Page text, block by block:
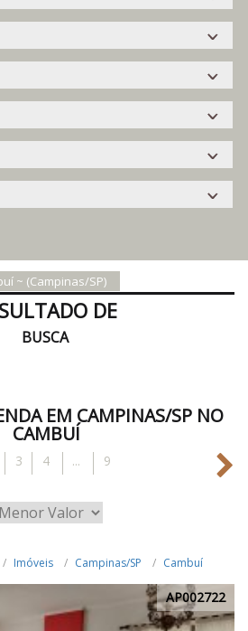
~ (Campinas/SP)
DE
BUSCA
EM CAMPINAS/SP NO
CAMBUÍ
3 4 ... 9
Imóveis Campinas/SP Cambuí
AP002722